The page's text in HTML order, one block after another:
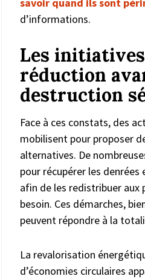
d’informations.
Les
réduction
destruction
Face à ces constats, des
mobilisent pour proposer
alternatives. De
pour récupérer les
afin de les redistribuer aux
besoin. Ces démarches,
peuvent répondre à la
La revalorisation
d’économies circulaires